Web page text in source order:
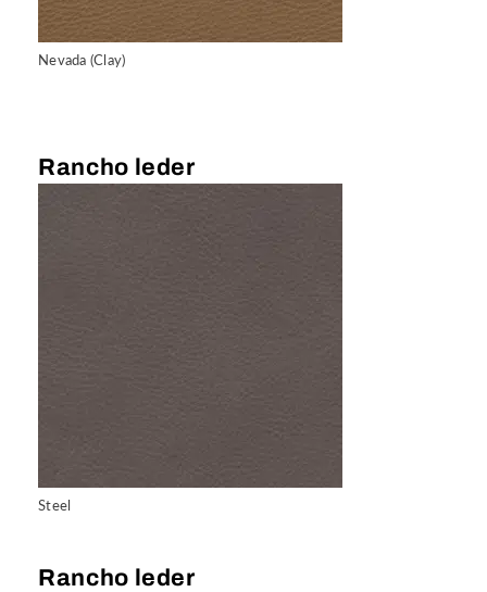
Nevada (Clay)
Rancho leder
Steel
Rancho leder